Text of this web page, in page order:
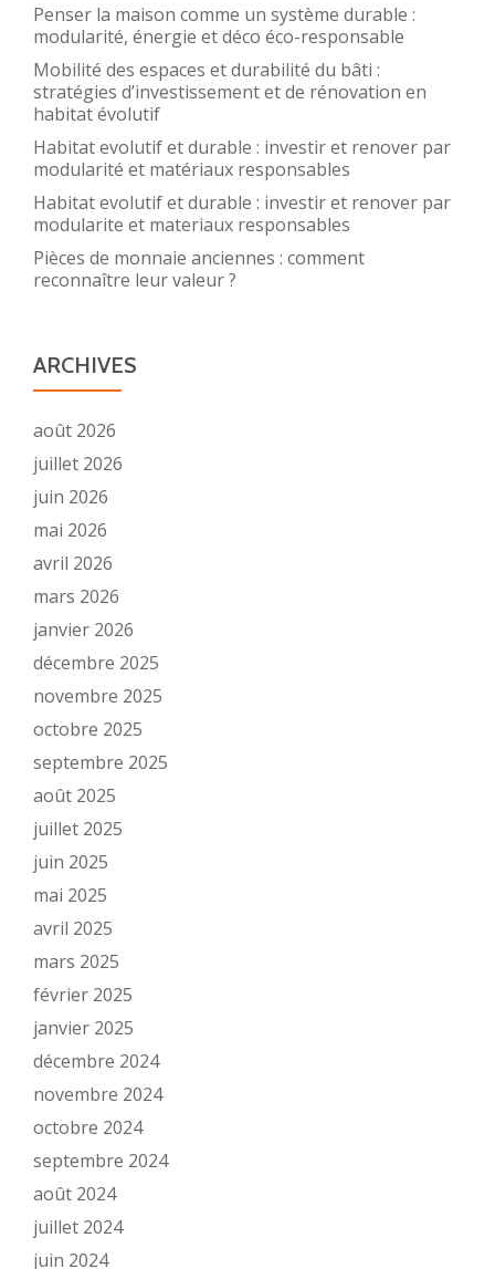
Penser la maison comme un système durable :
modularité, énergie et déco éco-responsable
Mobilité des espaces et durabilité du bâti :
stratégies d’investissement et de rénovation en
habitat évolutif
Habitat evolutif et durable : investir et renover par
modularité et matériaux responsables
Habitat evolutif et durable : investir et renover par
modularite et materiaux responsables
Pièces de monnaie anciennes : comment
reconnaître leur valeur ?
ARCHIVES
août 2026
juillet 2026
juin 2026
mai 2026
avril 2026
mars 2026
janvier 2026
décembre 2025
novembre 2025
octobre 2025
septembre 2025
août 2025
juillet 2025
juin 2025
mai 2025
avril 2025
mars 2025
février 2025
janvier 2025
décembre 2024
novembre 2024
octobre 2024
septembre 2024
août 2024
juillet 2024
juin 2024